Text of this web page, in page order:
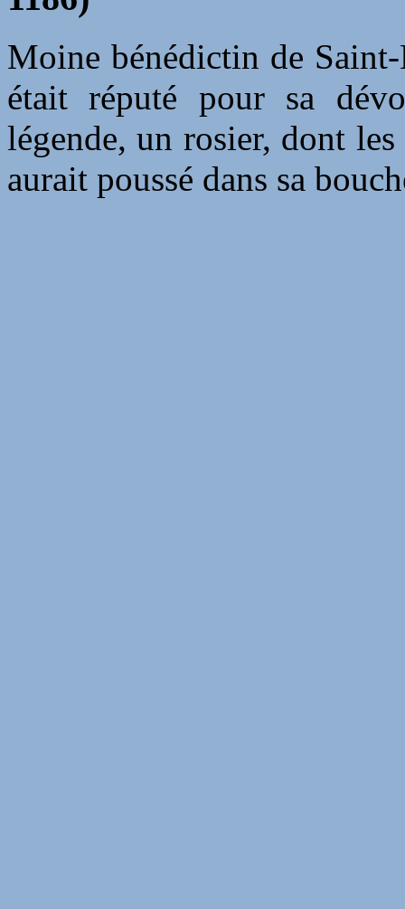
Moine bénédictin de
était réputé pour sa
légende, un rosier, dont
aurait poussé dans sa